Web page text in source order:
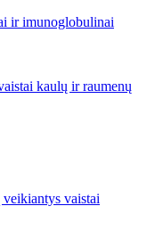
ir imunoglobulinai
kaulų ir raumenų
vaistai